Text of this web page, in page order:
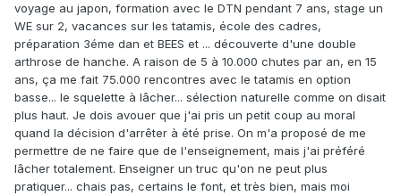
voyage au japon, formation avec le DTN pendant 7 ans, stage un
WE sur 2, vacances sur les tatamis, école des cadres,
préparation 3éme dan et BEES et ... découverte d'une double
arthrose de hanche. A raison de 5 à 10.000 chutes par an, en 15
ans, ça me fait 75.000 rencontres avec le tatamis en option
basse... le squelette à lâcher... sélection naturelle comme on disait
plus haut. Je dois avouer que j'ai pris un petit coup au moral
quand la décision d'arrêter à été prise. On m'a proposé de me
permettre de ne faire que de l'enseignement, mais j'ai préféré
lâcher totalement. Enseigner un truc qu'on ne peut plus
pratiquer... chais pas, certains le font, et très bien, mais moi